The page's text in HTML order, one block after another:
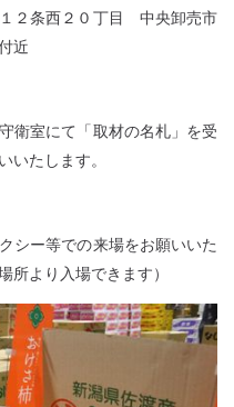
２条西２０丁目 中央卸売市
近
衛室にて「取材の名札」を受
いたします。
シー等での来場をお願いいた
所より入場できます）